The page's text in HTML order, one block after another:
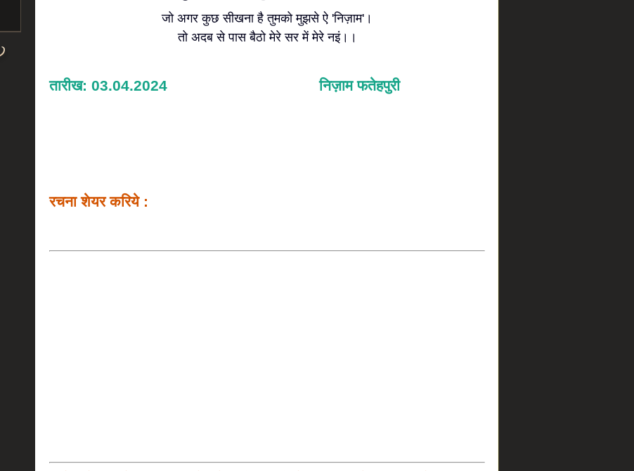
जो अगर कुछ सीखना है तुमको मुझसे ऐ 'निज़ाम'।
तो अदब से पास बैठो मेरे सर में मेरे नइं।।
तारीख: 03.04.2024 निज़ाम फतेहपुरी
रचना शेयर करिये :